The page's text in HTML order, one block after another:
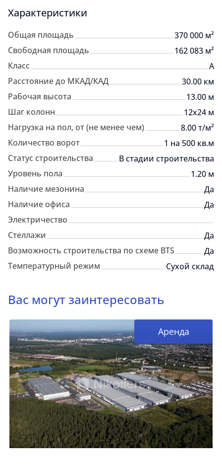
Характеристики
Общая площадь
370 000 м²
Свободная площадь
162 083 м²
Класс
A
Расстояние до МКАД/КАД
30.00 км
Рабочая высота
13.00 м
Шаг колонн
12х24 м
Нагрузка на пол, от (не менее чем)
8.00 т/м²
Количество ворот
1 на 500 кв.м
Статус строительства
В стадии строительства
Уровень пола
1.20 м
Наличие мезонина
Да
Наличие офиса
Да
Электричество
Стеллажи
Да
Возможность строительства по схеме BTS
Да
Температурный режим
Сухой склад
Вас могут заинтересовать
Аренда